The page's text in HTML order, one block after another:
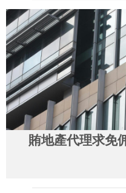
賄地產代理求免